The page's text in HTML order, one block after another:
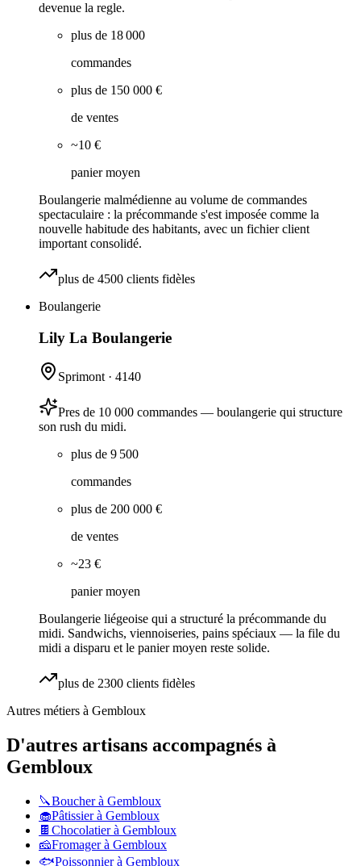
devenue la regle.
plus de 18 000
commandes
plus de 150 000 €
de ventes
~10 €
panier moyen
Boulangerie malmédienne au volume de commandes
spectaculaire : la précommande s'est imposée comme la
nouvelle habitude des habitants, avec un fichier client
important consolidé.
plus de 4500 clients fidèles
Boulangerie
Lily La Boulangerie
Sprimont· 4140
Pres de 10 000 commandes — boulangerie qui structure
son rush du midi.
plus de 9 500
commandes
plus de 200 000 €
de ventes
~23 €
panier moyen
Boulangerie liégeoise qui a structuré la précommande du
midi. Sandwichs, viennoiseries, pains spéciaux — la file du
midi a disparu et le panier moyen reste solide.
plus de 2300 clients fidèles
Autres métiers à Gembloux
D'autres artisans accompagnés à
Gembloux
🔪Boucherà Gembloux
🧁Pâtissierà Gembloux
🍫 Chocolatierà Gembloux
🧀Fromagerà Gembloux
🐟Poissonnierà Gembloux